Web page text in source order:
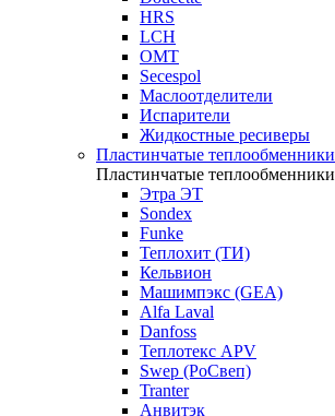
HRS
LCH
OMT
Secespol
Маслоотделители
Испарители
Жидкостные ресиверы
Пластинчатые теплообменники
Пластинчатые теплообменники
Этра ЭТ
Sondex
Funke
Теплохит (ТИ)
Кельвион
Машимпэкс (GEA)
Alfa Laval
Danfoss
Теплотекс APV
Swep (РоСвеп)
Tranter
Анвитэк